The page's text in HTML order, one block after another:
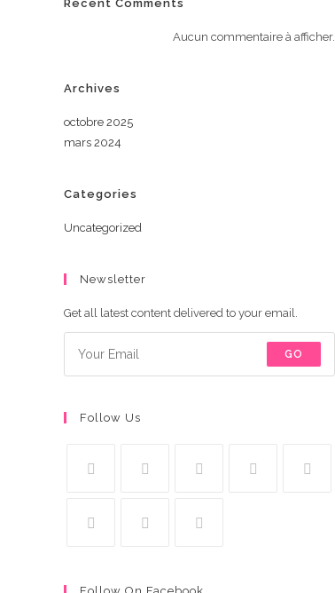
Recent Comments
Aucun commentaire à afficher.
Archives
octobre 2025
mars 2024
Categories
Uncategorized
Newsletter
Get all latest content delivered to your email.
GO
Follow Us